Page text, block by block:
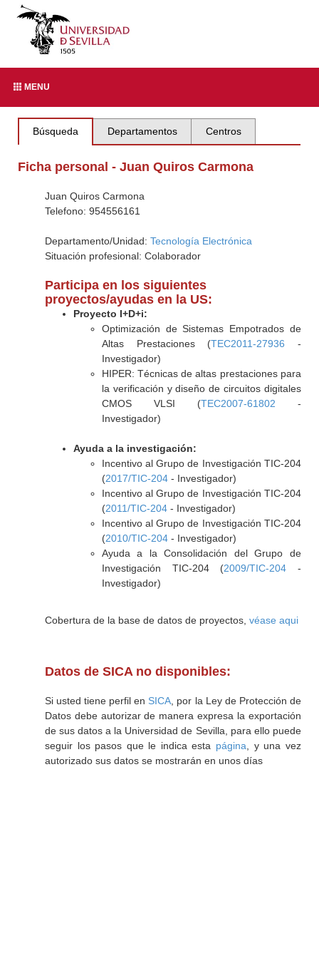
MENU
Búsqueda Departamentos Centros
Ficha personal - Juan Quiros Carmona
Juan Quiros Carmona
Telefono: 954556161
Departamento/Unidad: Tecnología Electrónica
Situación profesional: Colaborador
Participa en los siguientes
proyectos/ayudas en la US:
Proyecto I+D+i:
Optimización de Sistemas Empotrados de
Altas Prestaciones (TEC2011-27936 -
Investigador)
HIPER: Técnicas de altas prestaciones para
la verificación y diseño de circuitos digitales
CMOS VLSI (TEC2007-61802 -
Investigador)
Ayuda a la investigación:
Incentivo al Grupo de Investigación TIC-204
(2017/TIC-204- Investigador)
Incentivo al Grupo de Investigación TIC-204
(2011/TIC-204- Investigador)
Incentivo al Grupo de Investigación TIC-204
(2010/TIC-204- Investigador)
Ayuda a la Consolidación del Grupo de
Investigación TIC-204 (2009/TIC-204 -
Investigador)
Cobertura de la base de datos de proyectos, véase aqui
Datos de SICA no disponibles:
Si usted tiene perfil en SICA , por la Ley de Protección de
Datos debe autorizar de manera expresa la exportación
de sus datos a la Universidad de Sevilla, para ello puede
seguir los pasos que le indica esta página , y una vez
autorizado sus datos se mostrarán en unos días